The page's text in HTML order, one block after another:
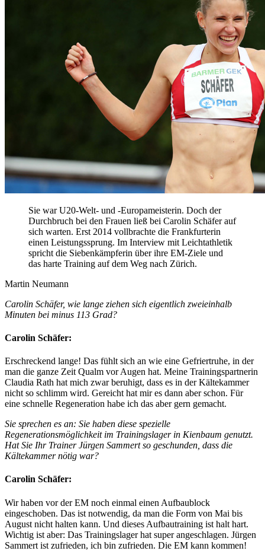
Sie war U20-Welt- und -Europameisterin. Doch der
Durchbruch bei den Frauen ließ bei Carolin Schäfer auf
sich warten. Erst 2014 vollbrachte die Frankfurterin
einen Leistungssprung. Im Interview mit Leichtathletik
spricht die Siebenkämpferin über ihre EM-Ziele und
das harte Training auf dem Weg nach Zürich.
Martin Neumann
Carolin Schäfer, wie lange ziehen sich eigentlich zweieinhalb
Minuten bei minus 113 Grad?
Carolin Schäfer:
Erschreckend lange! Das fühlt sich an wie eine Gefriertruhe, in der
man die ganze Zeit Qualm vor Augen hat. Meine Trainingspartnerin
Claudia Rath hat mich zwar beruhigt, dass es in der Kältekammer
nicht so schlimm wird. Gereicht hat mir es dann aber schon. Für
eine schnelle Regeneration habe ich das aber gern gemacht.
Sie sprechen es an: Sie haben diese spezielle
Regenerationsmöglichkeit im Trainingslager in Kienbaum genutzt.
Hat Sie Ihr Trainer Jürgen Sammert so geschunden, dass die
Kältekammer nötig war?
Carolin Schäfer:
Wir haben vor der EM noch einmal einen Aufbaublock
eingeschoben. Das ist notwendig, da man die Form von Mai bis
August nicht halten kann. Und dieses Aufbautraining ist halt hart.
Wichtig ist aber: Das Trainingslager hat super angeschlagen. Jürgen
Sammert ist zufrieden, ich bin zufrieden. Die EM kann kommen!